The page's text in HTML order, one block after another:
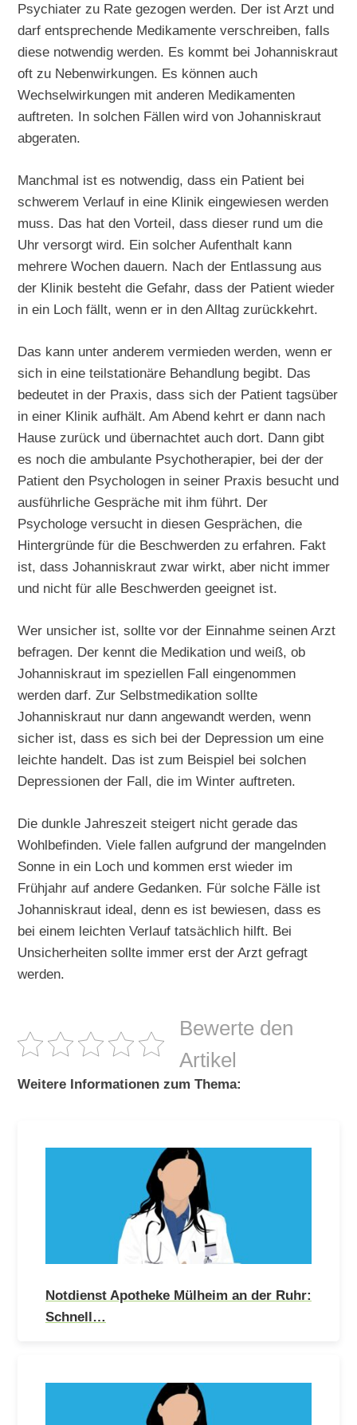
Psychiater zu Rate gezogen werden. Der ist Arzt und
darf entsprechende Medikamente verschreiben, falls
diese notwendig werden. Es kommt bei Johanniskraut
oft zu Nebenwirkungen. Es können auch
Wechselwirkungen mit anderen Medikamenten
auftreten. In solchen Fällen wird von Johanniskraut
abgeraten.
Manchmal ist es notwendig, dass ein Patient bei
schwerem Verlauf in eine Klinik eingewiesen werden
muss. Das hat den Vorteil, dass dieser rund um die
Uhr versorgt wird. Ein solcher Aufenthalt kann
mehrere Wochen dauern. Nach der Entlassung aus
der Klinik besteht die Gefahr, dass der Patient wieder
in ein Loch fällt, wenn er in den Alltag zurückkehrt.
Das kann unter anderem vermieden werden, wenn er
sich in eine teilstationäre Behandlung begibt. Das
bedeutet in der Praxis, dass sich der Patient tagsüber
in einer Klinik aufhält. Am Abend kehrt er dann nach
Hause zurück und übernachtet auch dort. Dann gibt
es noch die ambulante Psychotherapier, bei der der
Patient den Psychologen in seiner Praxis besucht und
ausführliche Gespräche mit ihm führt. Der
Psychologe versucht in diesen Gesprächen, die
Hintergründe für die Beschwerden zu erfahren. Fakt
ist, dass Johanniskraut zwar wirkt, aber nicht immer
und nicht für alle Beschwerden geeignet ist.
Wer unsicher ist, sollte vor der Einnahme seinen Arzt
befragen. Der kennt die Medikation und weiß, ob
Johanniskraut im speziellen Fall eingenommen
werden darf. Zur Selbstmedikation sollte
Johanniskraut nur dann angewandt werden, wenn
sicher ist, dass es sich bei der Depression um eine
leichte handelt. Das ist zum Beispiel bei solchen
Depressionen der Fall, die im Winter auftreten.
Die dunkle Jahreszeit steigert nicht gerade das
Wohlbefinden. Viele fallen aufgrund der mangelnden
Sonne in ein Loch und kommen erst wieder im
Frühjahr auf andere Gedanken. Für solche Fälle ist
Johanniskraut ideal, denn es ist bewiesen, dass es
bei einem leichten Verlauf tatsächlich hilft. Bei
Unsicherheiten sollte immer erst der Arzt gefragt
werden.
Bewerte den
Artikel
Weitere Informationen zum Thema:
Notdienst Apotheke Mülheim an der Ruhr:
Schnell…